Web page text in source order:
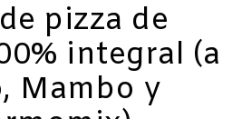
pizza de
integral (a
Mambo y